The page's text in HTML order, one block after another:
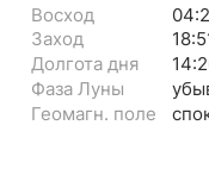
Восход
Заход
Долгота дня
Фаза Луны
Геомагн. поле